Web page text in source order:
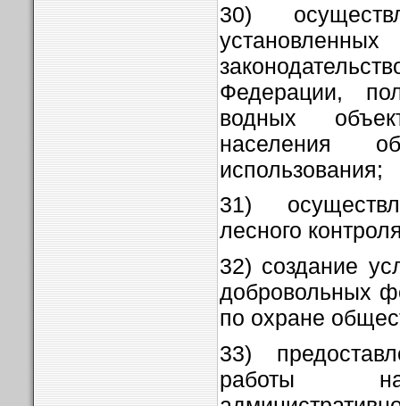
30)
Федерации,
водных
населения
использования;
31)
лесного
32) создание
добровольных
по охране
33)
работы на